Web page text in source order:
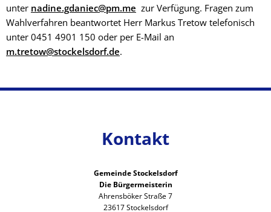
unter nadine.gdaniec@pm.me zur Verfügung. Fragen zum
Wahlverfahren beantwortet Herr Markus Tretow telefonisch
unter 0451 4901 150 oder per E-Mail an
m.tretow@stockelsdorf.de.
Kontakt
Gemeinde Stockelsdorf
Die Bürgermeisterin
Ahrensböker Straße 7
23617 Stockelsdorf